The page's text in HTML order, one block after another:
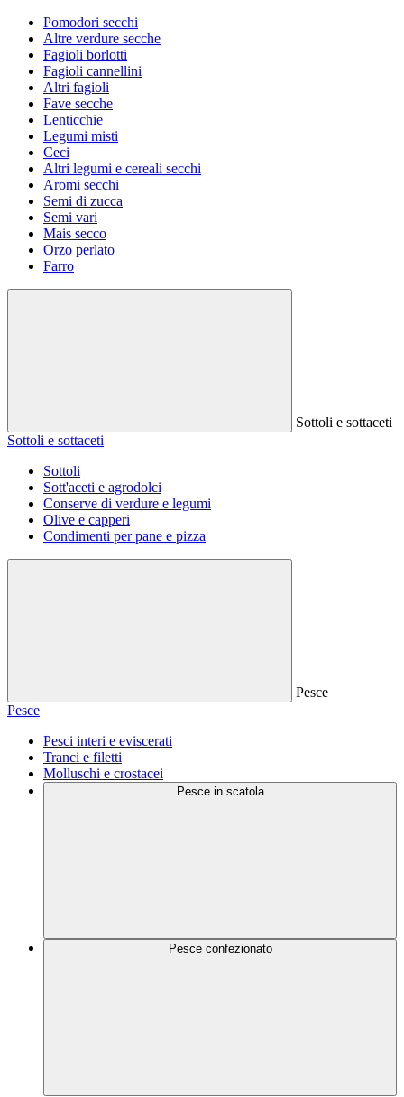
Pomodori secchi
Altre verdure secche
Fagioli borlotti
Fagioli cannellini
Altri fagioli
Fave secche
Lenticchie
Legumi misti
Ceci
Altri legumi e cereali secchi
Aromi secchi
Semi di zucca
Semi vari
Mais secco
Orzo perlato
Farro
Sottoli e sottaceti
Sottoli e sottaceti
Sottoli
Sott'aceti e agrodolci
Conserve di verdure e legumi
Olive e capperi
Condimenti per pane e pizza
Pesce
Pesce
Pesci interi e eviscerati
Tranci e filetti
Molluschi e crostacei
Pesce in scatola
Pesce confezionato